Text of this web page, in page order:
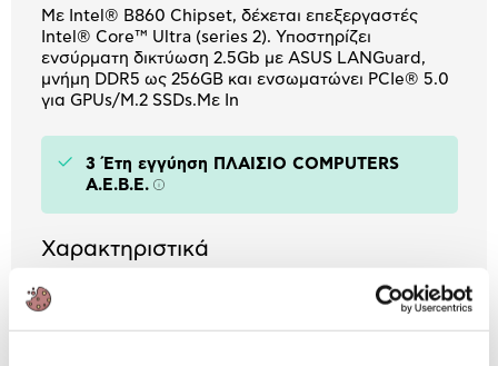
Με Intel® B860 Chipset, δέχεται επεξεργαστές
Intel® Core™ Ultra (series 2). Υποστηρίζει
ενσύρματη δικτύωση 2.5Gb με ASUS LANGuard,
μνήμη DDR5 ως 256GB και ενσωματώνει PCIe® 5.0
για GPUs/M.2 SSDs.Με In
3 Έτη εγγύηση ΠΛΑΙΣΙΟ COMPUTERS
A.E.B.E. Πληροφορίες
Χαρακτηριστικά
ATX